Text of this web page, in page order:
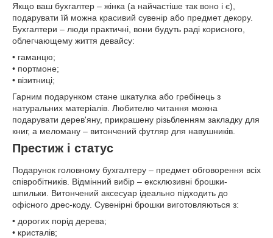
Якщо ваш бухгалтер – жінка (а найчастіше так воно і є),
подарувати їй можна красивий сувенір або предмет декору.
Бухгалтери – люди практичні, вони будуть раді корисного,
облегчающему життя девайсу:
• гаманцю;
• портмоне;
• візитниці;
Гарним подарунком стане шкатулка або гребінець з
натуральних матеріалів. Любителю читання можна
подарувати дерев'яну, прикрашену різьбленням закладку для
книг, а меломану – витончений футляр для навушників.
Престиж і статус
Подарунок головному бухгалтеру – предмет обговорення всіх
співробітників. Відмінний вибір – ексклюзивні брошки-
шпильки. Витончений аксесуар ідеально підходить до
офісного дрес-коду. Сувенірні брошки виготовляються з:
• дорогих порід дерева;
• кристалів;